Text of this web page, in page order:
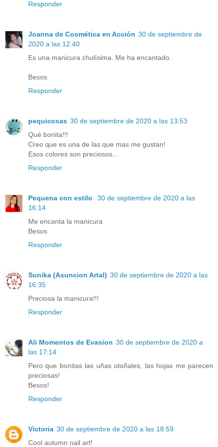
Responder
Joanna de Cosmética en Acción 30 de septiembre de
2020 a las 12:40
Es una manicura chulísima. Me ha encantado.
Besos
Responder
pequicosas 30 de septiembre de 2020 a las 13:53
Qué bonita!!!
Creo que es una de las que mas me gustan!
Esos colores son preciosos...
Responder
Pequena con estilo
30 de septiembre de 2020 a las
16:14
Me encanta la manicura
Besos
Responder
Sunika (Asuncion Artal) 30 de septiembre de 2020 a las
16:35
Preciosa la manicura!!!
Responder
Ali Momentos de Evasion 30 de septiembre de 2020 a
las 17:14
Pero que bonitas las uñas otoñales, las hojas me parecen
preciosas!
Besos!
Responder
Victoria 30 de septiembre de 2020 a las 18:59
Cool autumn nail art!